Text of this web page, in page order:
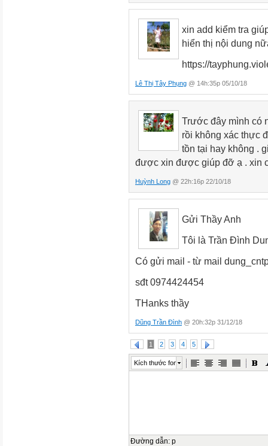
xin add kiểm tra
hiển thị nội dung
https://
Lê Thị Tây Phụng @ 14h:35p 05/10/18
Trước đây mình có
rồi không xác thực
tồn tại hay không .
được xin được giúp đỡ ạ . xin
Huỳnh Long @ 22h:16p 22/10/18
Gửi Thầy Anh
Tôi là Trần Đình
Có gửi mail - từ mail
sđt 0974424454
THanks thầy
Dũng Trần Đình @ 20h:32p 31/12/18
1 2 3 4 5
Kích thước font
Đường dẫn: p